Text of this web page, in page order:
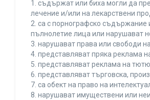
1. съдържат или биха могли да
лечение и/или на лекарствени
2. са с порнографско съдържание
пълнолетие лица или нарушават
3. нарушават права или свободи
4. представляват пряка реклама
5. представляват реклама на
6. представляват търговска,
7. са обект на право на
8. нарушават имуществени или